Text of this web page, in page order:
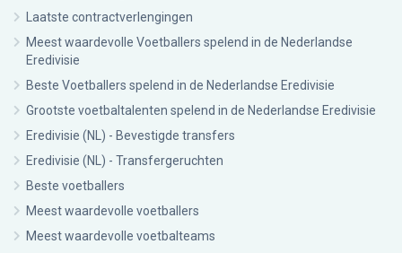
Laatste contractverlengingen
Meest waardevolle Voetballers spelend in de Nederlandse
Eredivisie
Beste Voetballers spelend in de Nederlandse Eredivisie
Grootste voetbaltalenten spelend in de Nederlandse Eredivisie
Eredivisie (NL) - Bevestigde transfers
Eredivisie (NL) - Transfergeruchten
Beste voetballers
Meest waardevolle voetballers
Meest waardevolle voetbalteams